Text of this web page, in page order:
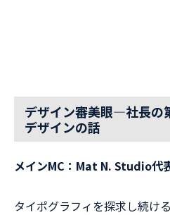
デザイン審美眼—社長の
デザインの話
メインMC： Mat N. Studio代
タイポグラフィを探求し続け